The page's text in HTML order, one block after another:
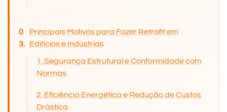
Principais Motivos para Fazer Retrofit em
Edifícios e Indústrias
1. Segurança Estrutural e Conformidade com
Normas
2. Eficiência Energética e Redução de Custos
Drástica